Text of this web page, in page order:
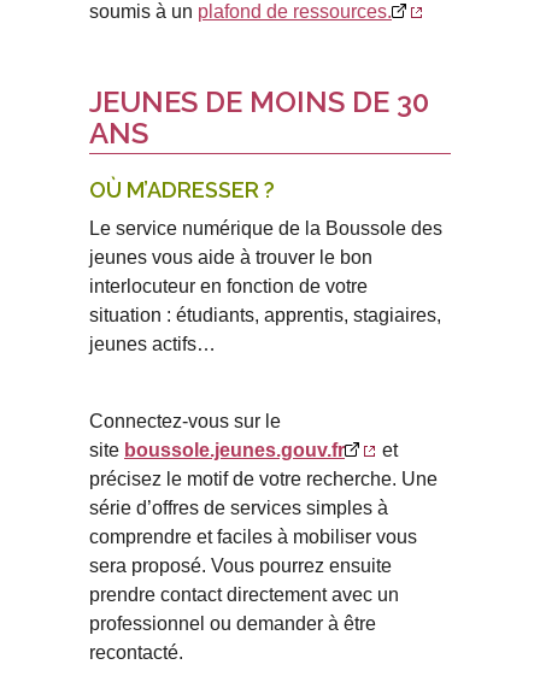
soumis à un plafond de ressources.
JEUNES DE MOINS DE 30
ANS
OÙ M’ADRESSER ?
Le service numérique de la Boussole des
jeunes vous aide à trouver le bon
interlocuteur en fonction de votre
situation : étudiants, apprentis, stagiaires,
jeunes actifs…
Connectez-vous sur le
site boussole.jeunes.gouv.fr
et
précisez le motif de votre recherche. Une
série d’offres de services simples à
comprendre et faciles à mobiliser vous
sera proposé. Vous pourrez ensuite
prendre contact directement avec un
professionnel ou demander à être
recontacté.